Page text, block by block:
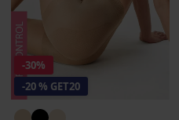
-30%
-20 % GET20